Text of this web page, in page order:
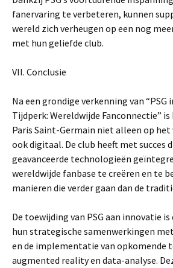
fanervaring te verbeteren, kunnen
wereld zich verheugen op een nog
met hun geliefde club.
VII. Conclusie
Na een grondige verkenning van
Tijdperk: Wereldwijde Fanconnectie”
Paris Saint-Germain niet alleen op
ook digitaal. De club heeft met
geavanceerde technologieën
wereldwijde fanbase te creëren en te
manieren die verder gaan dan de
De toewijding van PSG aan innovatie
hun strategische samenwerkingen
en de implementatie van opkomende
augmented reality en data-analyse.